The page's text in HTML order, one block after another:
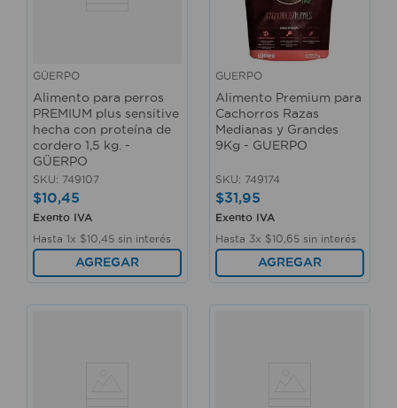
GÜERPO
Alimento para perros
PREMIUM plus sensitive
hecha con proteína de
cordero 1,5 kg. -
GÜERPO
SKU: 749107
$10,45
Exento IVA
Hasta 1x $10 45 sin interés
AGREGAR
GUERPO
Alimento Premium para
Cachorros Razas
Medianas y Grandes
9Kg - GUERPO
SKU: 749174
$31,95
Exento IVA
Hasta 3x $10 65 sin interés
AGREGAR